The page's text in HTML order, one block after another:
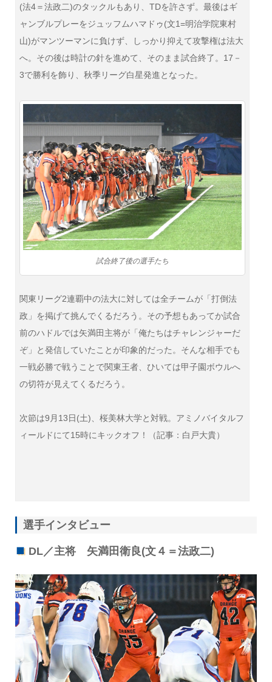
(法4＝法政二)のタックルもあり、TDを許さず。最後はギ
ャンブルプレーをジュッフムハマドゥ(文1=明治学院東村
山)がマンツーマンに負けず、しっかり抑えて攻撃権は法大
へ。その後は時計の針を進めて、そのまま試合終了。17－
3で勝利を飾り、秋季リーグ白星発進となった。
試合終了後の選手たち
関東リーグ2連覇中の法大に対しては全チームが「打倒法
政」を掲げて挑んでくるだろう。その予想もあってか試合
前のハドルでは矢満田主将が「俺たちはチャレンジャーだ
ぞ」と発信していたことが印象的だった。そんな相手でも
一戦必勝で戦うことで関東王者、ひいては甲子園ボウルへ
の切符が見えてくるだろう。
次節は9月13日(土)、桜美林大学と対戦。アミノバイタルフ
ィールドにて15時にキックオフ！
（記事：白戸大貴）
選手インタビュー
DL／主将 矢満田衛良(文４＝法政二)